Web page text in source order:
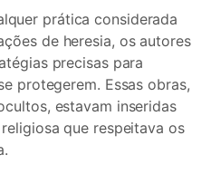
prática considerada
de heresia, os autores
precisas para
protegerem. Essas obras,
estavam inseridas
que respeitava os